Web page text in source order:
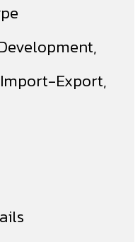
Export,